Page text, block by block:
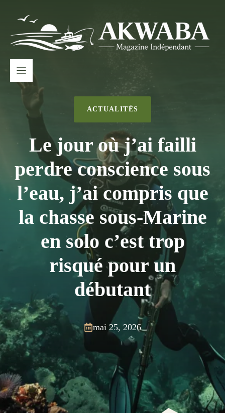
contenu
ACTUALITÉS
Le jour où j’ai failli
perdre conscience sous
l’eau, j’ai compris que
la chasse sous-Marine
en solo c’est trop
risqué pour un
débutant
mai 25, 2026